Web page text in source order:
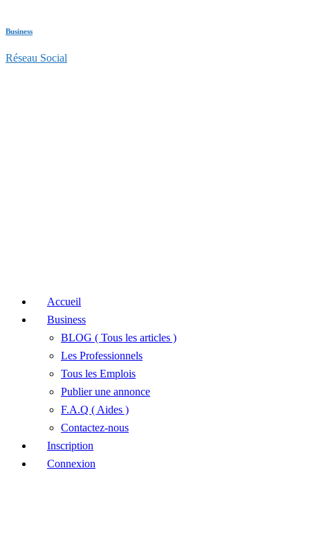
Business
Réseau Social
Accueil
Business
BLOG ( Tous les articles )
Les Professionnels
Tous les Emplois
Publier une annonce
F.A.Q ( Aides )
Contactez-nous
Inscription
Connexion